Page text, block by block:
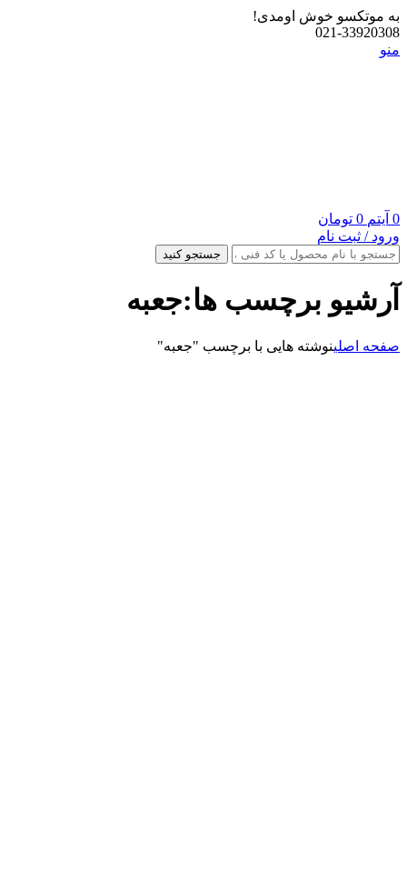
به موتکسو خوش اومدی!
021-33920308
منو
0 آیتم 0 تومان
ورود / ثبت نام
جستجو کنید
آرشیو برچسب ها:جعبه
صفحه اصلینوشته هایی با برچسب "جعبه"